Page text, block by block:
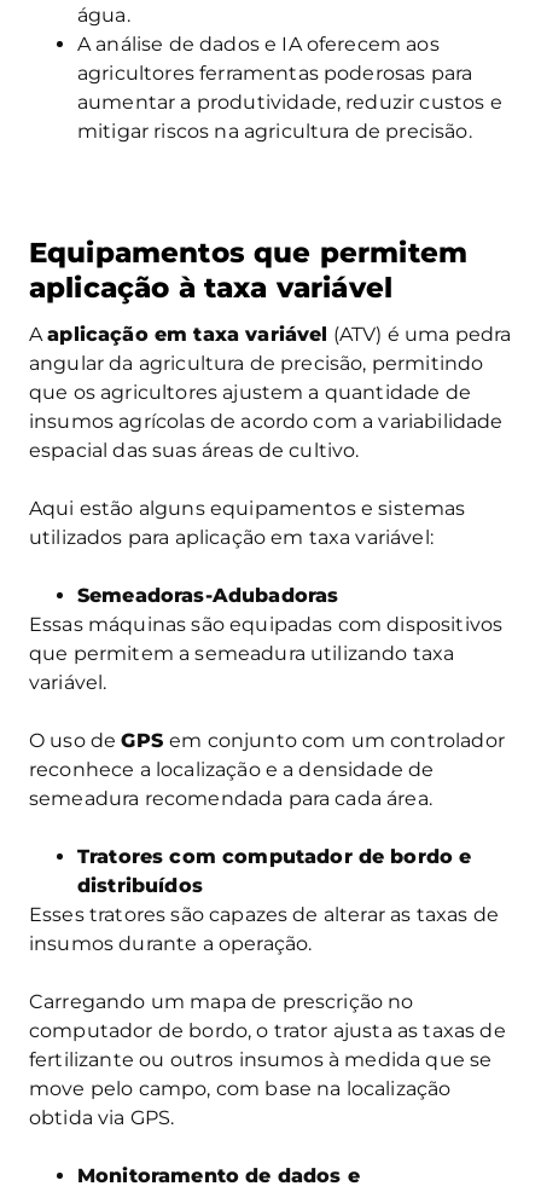
água.
A análise de dados e IA oferecem aos
agricultores ferramentas poderosas para
aumentar a produtividade, reduzir custos e
mitigar riscos na agricultura de precisão.
Equipamentos que permitem
aplicação à taxa variável
Aaplicação em taxa variável (ATV) é uma pedra
angular da agricultura de precisão, permitindo
que os agricultores ajustem a quantidade de
insumos agrícolas de acordo com a variabilidade
espacial das suas áreas de cultivo.
Aqui estão alguns equipamentos e sistemas
utilizados para aplicação em taxa variável:
Semeadoras-Adubadoras
Essas máquinas são equipadas com dispositivos
que permitem a semeadura utilizando taxa
variável.
O uso deGPSem conjunto com um controlador
reconhece a localização e a densidade de
semeadura recomendada para cada área.
Tratores com computador de bordo e
distribuídos
Esses tratores são capazes de alterar as taxas de
insumos durante a operação.
Carregando um mapa de prescrição no
computador de bordo, o trator ajusta as taxas de
fertilizante ou outros insumos à medida que se
move pelo campo, com base na localização
obtida via GPS.
Monitoramento de dados e